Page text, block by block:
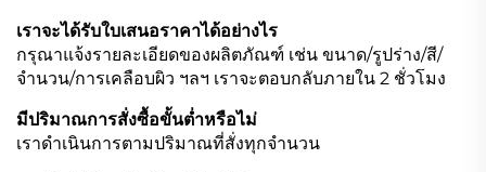
เราจะได้รับใบเสนอราคาได้อย่างไร
กรุณาแจ้งรายละเอียดของผลิตภัณฑ์ เช่น ขนาด/รูปร่าง/สี/
จำนวน/การเคลือบผิว ฯลฯ เราจะตอบกลับภายใน 2 ชั่วโมง
มีปริมาณการสั่งซื้อขั้นต่ำหรือไม่
เราดำเนินการตามปริมาณที่สั่งทุกจำนวน